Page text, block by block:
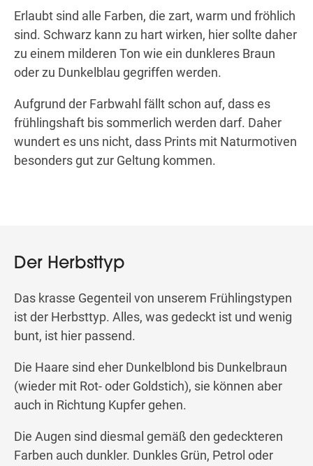
Erlaubt sind alle Farben, die zart, warm und fröhlich
sind. Schwarz kann zu hart wirken, hier sollte daher
zu einem milderen Ton wie ein dunkleres Braun
oder zu Dunkelblau gegriffen werden.
Aufgrund der Farbwahl fällt schon auf, dass es
frühlingshaft bis sommerlich werden darf. Daher
wundert es uns nicht, dass Prints mit Naturmotiven
besonders gut zur Geltung kommen.
Der Herbsttyp
Das krasse Gegenteil von unserem Frühlingstypen
ist der Herbsttyp. Alles, was gedeckt ist und wenig
bunt, ist hier passend.
Die Haare sind eher Dunkelblond bis Dunkelbraun
(wieder mit Rot- oder Goldstich), sie können aber
auch in Richtung Kupfer gehen.
Die Augen sind diesmal gemäß den gedeckteren
Farben auch dunkler. Dunkles Grün, Petrol oder